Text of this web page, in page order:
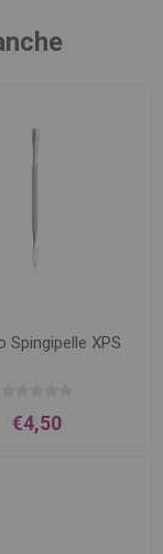
Spingipelle XPS
€4,50